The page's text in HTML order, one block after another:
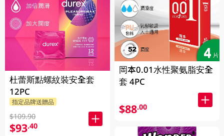
杜蕾斯點螺紋裝安全套
12PC
指定品牌送贈品
$109.90
$93.40
岡本0.01水性聚氨脂安全
套 4PC
$88.00